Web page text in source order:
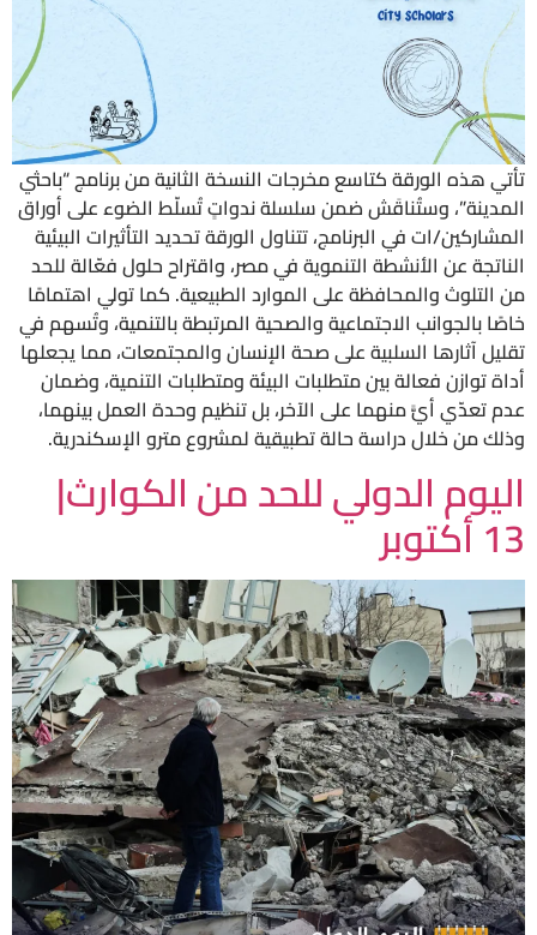
تأتي هذه الورقة كتاسع مخرجات النسخة الثانية من برنامج “باحثي
المدينة”، وستُناقَش ضمن سلسلة ندواتٍ تُسلّط الضوء على أوراق
المشاركين/ات في البرنامج، تتناول الورقة تحديد التأثيرات البيئية
الناتجة عن الأنشطة التنموية في مصر، واقتراح حلول فعّالة للحد
من التلوث والمحافظة على الموارد الطبيعية. كما تولي اهتمامًا
خاصًا بالجوانب الاجتماعية والصحية المرتبطة بالتنمية، وتُسهم في
تقليل آثارها السلبية على صحة الإنسان والمجتمعات، مما يجعلها
أداة توازن فعالة بين متطلبات البيئة ومتطلبات التنمية، وضمان
عدم تعدّي أيًّ منهما على الآخر، بل تنظيم وحدة العمل بينهما،
وذلك من خلال دراسة حالة تطبيقية لمشروع مترو الإسكندرية.
اليوم الدولي للحد من الكوارث|
13 أكتوبر